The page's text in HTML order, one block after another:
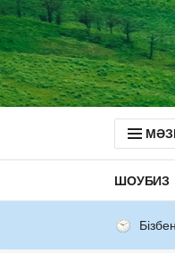
ШОУБИЗ